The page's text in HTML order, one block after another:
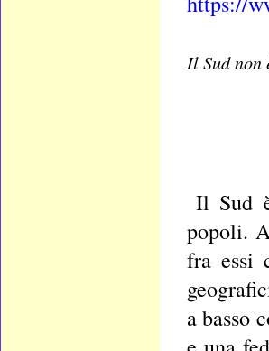
Il Sud non
Il Sud
popoli.
fra essi
a basso